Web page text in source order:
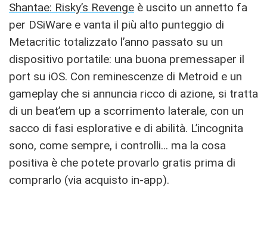
Shantae: Risky’s Revenge è uscito un annetto fa
per DSiWare e vanta il più alto punteggio di
Metacritic totalizzato l’anno passato su un
dispositivo portatile: una buona premessaper il
port su iOS. Con reminescenze di Metroid e un
gameplay che si annuncia ricco di azione, si tratta
di un beat’em up a scorrimento laterale, con un
sacco di fasi esplorative e di abilità. L’incognita
sono, come sempre, i controlli… ma la cosa
positiva è che potete provarlo gratis prima di
comprarlo (via acquisto in-app).